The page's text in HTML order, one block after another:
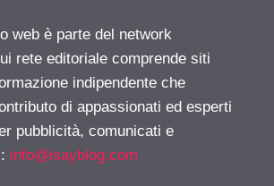
web è parte del network
rete editoriale comprende siti
indipendente che
di appassionati ed esperti
pubblicità, comunicati e
info@isayblog.com